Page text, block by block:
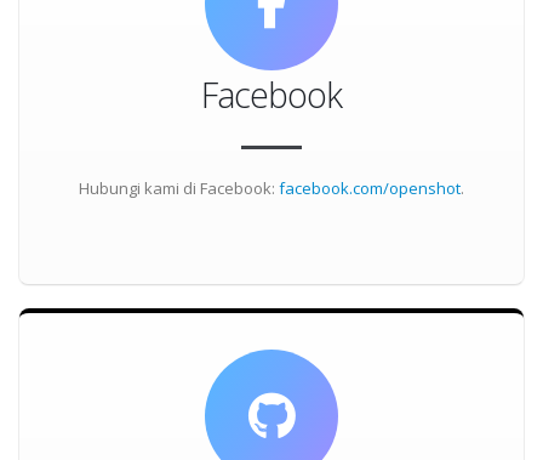
Facebook
Hubungi kami di Facebook: facebook.com/openshot.